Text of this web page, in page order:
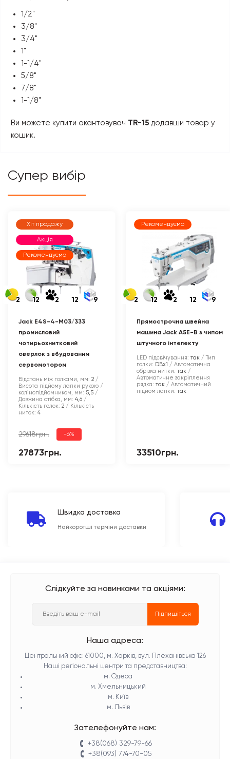
1/2"
3/8"
3/4"
1"
1-1/4"
5/8"
7/8"
1-1/8"
Ви можете купити окантовувач TR-15 додавши товар у
кошик.
Супер вибір
Хіт продажу
Акція
Рекомендуємо
2 12 2 12 9
Jack E4S-4-M03/333
промисловий
чотирьохнитковий
оверлок з вбудованим
сервомотором
Відстань між голками, мм: 2
Висота підйому лапки рукою /
колінопідйомником, мм: 5,5
Довжина стібка, мм: 4,6
Кількість голок: 2
Кількість
ниток: 4
29618грн. -6%
27873грн.
Рекомендуємо
2 12 2 12 9
Прямострочна швейна
машина Jack A5E-B з чипом
штучного інтелекту
LED підсвічування: так
Тип
голки: DBx1
Автоматична
обрізка нитки: так
Автоматичне закріплення
рядка: так
Автоматичний
підйом лапки: так
33510грн.
Швидка доставка
Найкоротші терміни доставки
Слідкуйте за новинками та акціями:
Підпишіться
Наша адреса:
Центральний офіс: 61000, м. Харків, вул. Плеханівська 126
Наші регіональні центри та представництва:
м. Одеса
м. Хмельницький
м. Київ
м. Львів
Зателефонуйте нам:
+38(068) 329-79-66
+38(093) 774-70-05